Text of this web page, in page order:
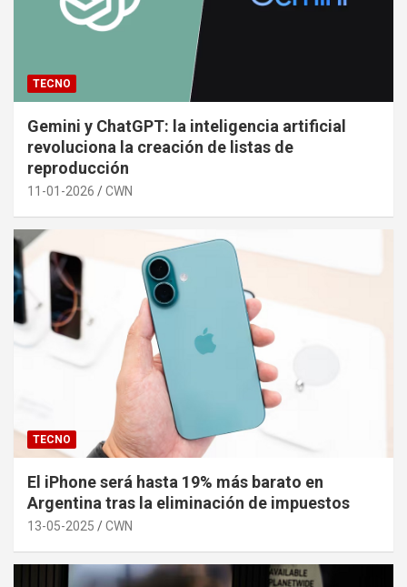
TECNO
Gemini y ChatGPT: la inteligencia artificial
revoluciona la creación de listas de
reproducción
11-01-2026 CWN
TECNO
El iPhone será hasta 19% más barato en
Argentina tras la eliminación de impuestos
13-05-2025 CWN